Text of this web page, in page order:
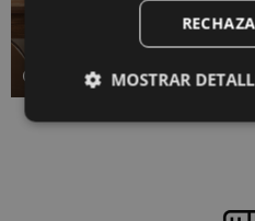
CAMINS DE TAULA
MOSTRAR